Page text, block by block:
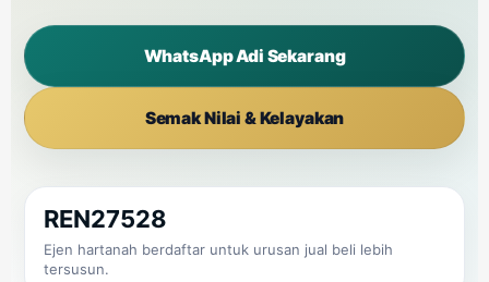
WhatsApp Adi Sekarang
Semak Nilai & Kelayakan
REN27528
Ejen hartanah berdaftar untuk urusan jual beli lebih
tersusun.